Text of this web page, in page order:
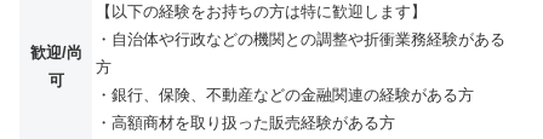
歓迎/尚
可
【以下の経験をお持ちの方は特に歓迎します】
・自治体や行政などの機関との調整や折衝業務経験がある
方
・銀行、保険、不動産などの金融関連の経験がある方
・高額商材を取り扱った販売経験がある方